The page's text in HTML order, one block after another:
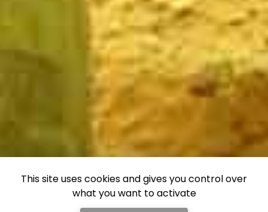
This site uses cookies and gives you control over
what you want to activate